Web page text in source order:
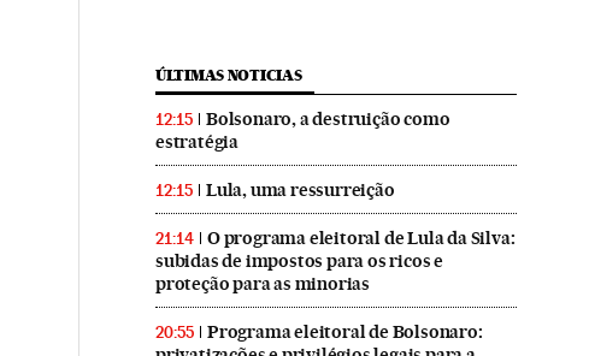
ÚLTIMAS NOTICIAS
12:15
Bolsonaro, a destruição como
estratégia
12:15 Lula, uma ressurreição
21:14
O programa eleitoral de Lula da Silva:
subidas de impostos para os ricos e
proteção para as minorias
20:55
Programa eleitoral de Bolsonaro: